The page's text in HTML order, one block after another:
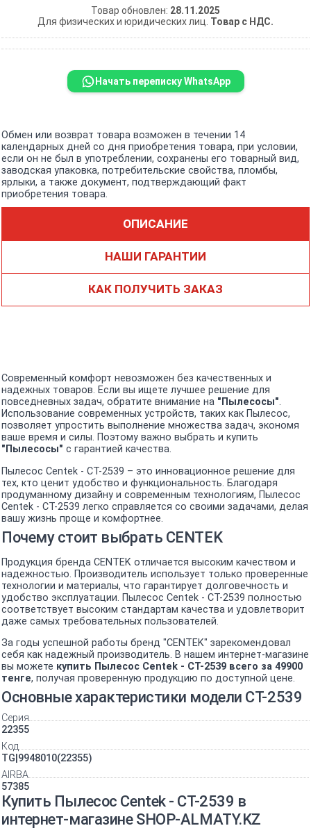
Товар обновлен: 28.11.2025
Для физических и юридических лиц. Товар с НДС.
Начать переписку WhatsApp
Обмен или возврат товара возможен в течении 14
календарных дней со дня приобретения товара, при условии,
если он не был в употреблении, сохранены его товарный вид,
заводская упаковка, потребительские свойства, пломбы,
ярлыки, а также документ, подтверждающий факт
приобретения товара.
ОПИСАНИЕ
НАШИ ГАРАНТИИ
КАК ПОЛУЧИТЬ ЗАКАЗ
Современный комфорт невозможен без качественных и
надежных товаров. Если вы ищете лучшее решение для
повседневных задач, обратите внимание на "Пылесосы".
Использование современных устройств, таких как Пылесос,
позволяет упростить выполнение множества задач, экономя
ваше время и силы. Поэтому важно выбрать и купить
"Пылесосы" с гарантией качества.
Пылесос Centek - CT-2539 – это инновационное решение для
тех, кто ценит удобство и функциональность. Благодаря
продуманному дизайну и современным технологиям, Пылесос
Centek - CT-2539 легко справляется со своими задачами, делая
вашу жизнь проще и комфортнее.
Почему стоит выбрать CENTEK
Продукция бренда CENTEK отличается высоким качеством и
надежностью. Производитель использует только проверенные
технологии и материалы, что гарантирует долговечность и
удобство эксплуатации. Пылесос Centek - CT-2539 полностью
соответствует высоким стандартам качества и удовлетворит
даже самых требовательных пользователей.
За годы успешной работы бренд "CENTEK" зарекомендовал
себя как надежный производитель. В нашем интернет-магазине
вы можете купить Пылесос Centek - CT-2539 всего за 49900
тенге, получая проверенную продукцию по доступной цене.
Основные характеристики модели CT-2539
Серия
22355
Код
TG|9948010(22355)
AIRBA
57385
Купить Пылесос Centek - CT-2539 в
интернет-магазине SHOP-ALMATY.KZ